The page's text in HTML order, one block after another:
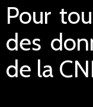
Pour
des
de la